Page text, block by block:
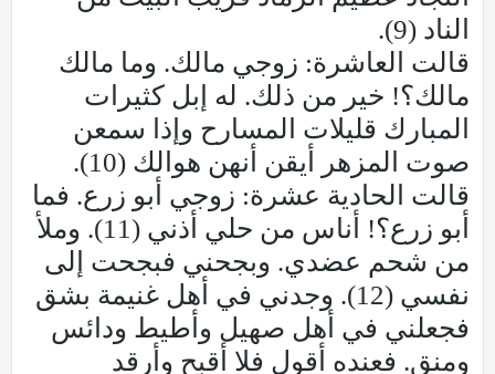
الناد (9).
قالت العاشرة: زوجي مالك. وما مالك
مالك؟! خير من ذلك. له إبل كثيرات
المبارك قليلات المسارح وإذا سمعن
صوت المزهر أيقن أنهن هوالك (10).
قالت الحادية عشرة: زوجي أبو زرع. فما
أبو زرع؟! أناس من حلي أذني (11). وملأ
من شحم عضدي. وبجحني فبجحت إلى
نفسي (12). وجدني في أهل غنيمة بشق
فجعلني في أهل صهيل وأطيط ودائس
ومنق. فعنده أقول فلا أقبح وأرقد